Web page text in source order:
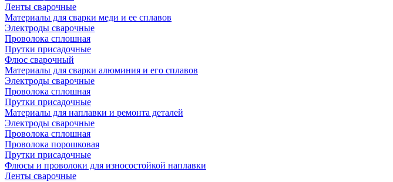
Ленты сварочные
Материалы для сварки меди и ее сплавов
Электроды сварочные
Проволока сплошная
Прутки присадочные
Флюс сварочный
Материалы для сварки алюминия и его сплавов
Электроды сварочные
Проволока сплошная
Прутки присадочные
Материалы для наплавки и ремонта деталей
Электроды сварочные
Проволока сплошная
Проволока порошковая
Прутки присадочные
Флюсы и проволоки для износостойкой наплавки
Ленты сварочные